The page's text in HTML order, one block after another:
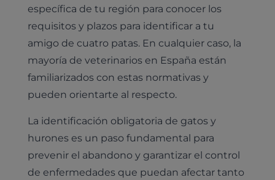
específica de tu región para conocer los
requisitos y plazos para identificar a tu
amigo de cuatro patas. En cualquier caso, la
mayoría de veterinarios en España están
familiarizados con estas normativas y
pueden orientarte al respecto.
La identificación obligatoria de gatos y
hurones es un paso fundamental para
prevenir el abandono y garantizar el control
de enfermedades que puedan afectar tanto